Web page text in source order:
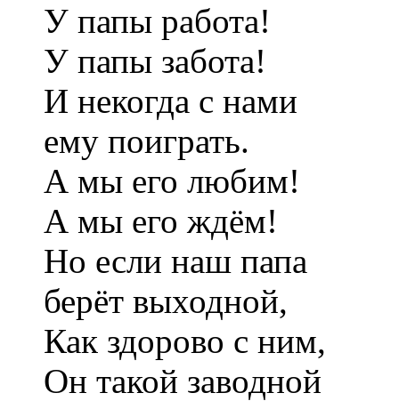
У папы работа!
У папы забота!
И некогда с нами
ему поиграть.
А мы его любим!
А мы его ждём!
Но если наш папа
берёт выходной,
Как здорово с ним,
Он такой заводной